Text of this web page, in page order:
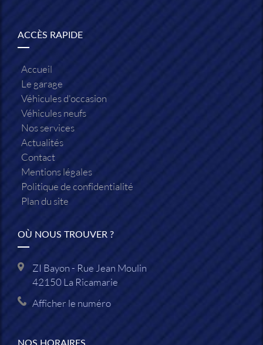
ACCÈS RAPIDE
Accueil
Le garage
Véhicules d'occasion
Véhicules neufs
Nos services
Actualités
Contact
Mentions légales
Politique de confidentialité
Plan du site
OÙ NOUS TROUVER ?
ZI Bayon - Rue Jean Moulin
42150La Ricamarie
Afficher le numéro
NOS HORAIRES